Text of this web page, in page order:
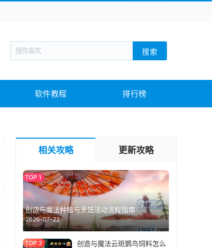
新闻阅读 旅游出行 生活实用
战棋游戏 枪战射击 模拟经营
教育教学 游戏娱乐 系统软件 素材下载
搜索
软件教程 排行榜
相关攻略 更新攻略
创造与魔法种植与烹饪活动流程指南
2026-07-22
创造与魔法云斑鹦鸟饲料怎么